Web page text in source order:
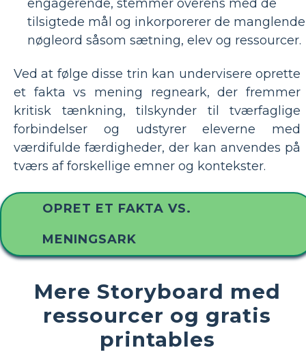
engagerende, stemmer overens med de
tilsigtede mål og inkorporerer de manglende
nøgleord såsom sætning, elev og ressourcer.
Ved at følge disse trin kan undervisere oprette
et fakta vs mening regneark, der fremmer
kritisk tænkning, tilskynder til tværfaglige
forbindelser og udstyrer eleverne med
værdifulde færdigheder, der kan anvendes på
tværs af forskellige emner og kontekster.
OPRET ET FAKTA VS.
MENINGSARK
Mere Storyboard med
ressourcer og gratis
printables